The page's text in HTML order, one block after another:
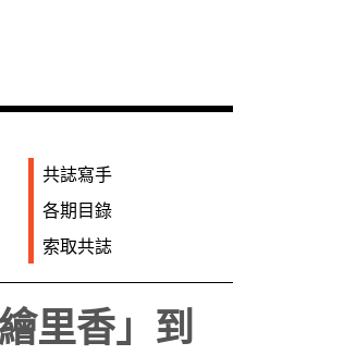
共誌寫手
各期目錄
索取共誌
里香」到